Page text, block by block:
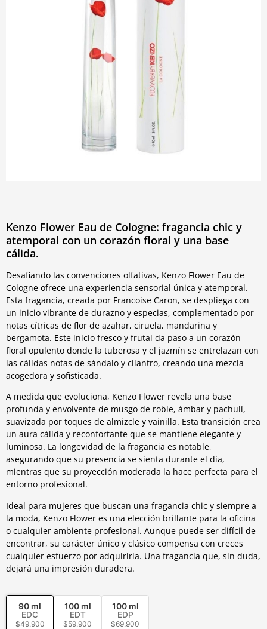
Kenzo Flower Eau de Cologne: fragancia chic y
atemporal con un corazón floral y una base
cálida.
Desafiando las convenciones olfativas, Kenzo Flower Eau de
Cologne ofrece una experiencia sensorial única y atemporal.
Esta fragancia, creada por Francoise Caron, se despliega con
un inicio vibrante de durazno y especias, complementado por
notas cítricas de flor de azahar, ciruela, mandarina y
bergamota. Este inicio fresco y frutal da paso a un corazón
floral opulento donde la tuberosa y el jazmín se entrelazan con
las cálidas notas de sándalo y cilantro, creando una mezcla
acogedora y sofisticada.
A medida que evoluciona, Kenzo Flower revela una base
profunda y envolvente de musgo de roble, ámbar y pachulí,
suavizada por toques de almizcle y vainilla. Esta transición crea
un aura cálida y reconfortante que se mantiene elegante y
luminosa. La longevidad de la fragancia es notable,
asegurando que su presencia se sienta durante el día,
mientras que su proyección moderada la hace perfecta para el
entorno profesional.
Ideal para mujeres que buscan una fragancia chic y siempre a
la moda, Kenzo Flower es una elección brillante para la oficina
o cualquier ambiente profesional. Aunque puede ser difícil de
encontrar, su carácter único y clásico compensa con creces
cualquier esfuerzo por adquirirla. Una fragancia que, sin duda,
dejará una impresión duradera.
90 ml
EDC
$49.900
100 ml
EDT
$59.900
100 ml
EDP
$69.900